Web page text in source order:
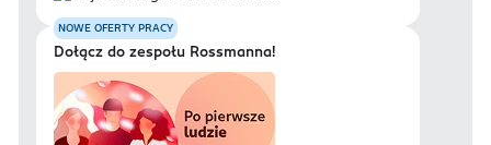
NOWE OFERTY PRACY
Dołącz do zespołu Rossmanna!